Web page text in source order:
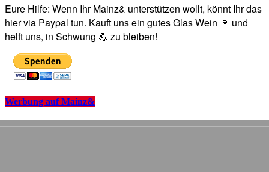
Eure Hilfe: Wenn Ihr Mainz& unterstützen wollt, könnt Ihr das
hier via Paypal tun. Kauft uns ein gutes Glas Wein 🍷 und
helft uns, in Schwung 💪 zu bleiben!
Werbung auf Mainz&